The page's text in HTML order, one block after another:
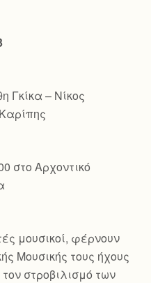
Γκίκα – Νίκος
στο Αρχοντικό
μουσικοί, φέρνουν
Μουσικής τους ήχους
στροβιλισμό των